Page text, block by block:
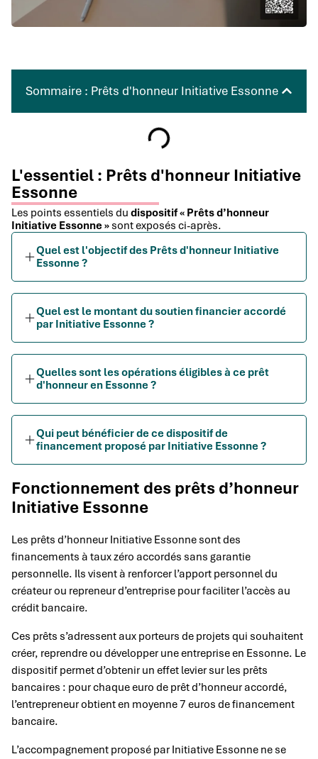
Sommaire : Prêts d'honneur Initiative Essonne
L'essentiel : Prêts d'honneur Initiative
Essonne
Les points essentiels du dispositif « Prêts d’honneur
Initiative Essonne » sont exposés ci-après.
Quel est l'objectif des Prêts d'honneur Initiative
Essonne ?
Quel est le montant du soutien financier accordé
par Initiative Essonne ?
Quelles sont les opérations éligibles à ce prêt
d'honneur en Essonne ?
Qui peut bénéficier de ce dispositif de
financement proposé par Initiative Essonne ?
Fonctionnement des prêts d’honneur
Initiative Essonne
Les prêts d’honneur Initiative Essonne sont des
financements à taux zéro accordés sans garantie
personnelle. Ils visent à renforcer l’apport personnel du
créateur ou repreneur d’entreprise pour faciliter l’accès au
crédit bancaire.
Ces prêts s’adressent aux porteurs de projets qui souhaitent
créer, reprendre ou développer une entreprise en Essonne. Le
dispositif permet d’obtenir un effet levier sur les prêts
bancaires : pour chaque euro de prêt d’honneur accordé,
l’entrepreneur obtient en moyenne 7 euros de financement
bancaire.
L’accompagnement proposé par Initiative Essonne ne se